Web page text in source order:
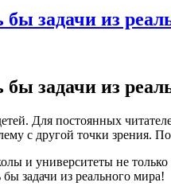
задачи из
задачи из
Для постоянных
с другой точки зрения.
и университеты не
задачи из реального мира!